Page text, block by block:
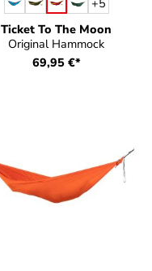
Ticket To The Moon
Original Hammock
+5
69,95 €*